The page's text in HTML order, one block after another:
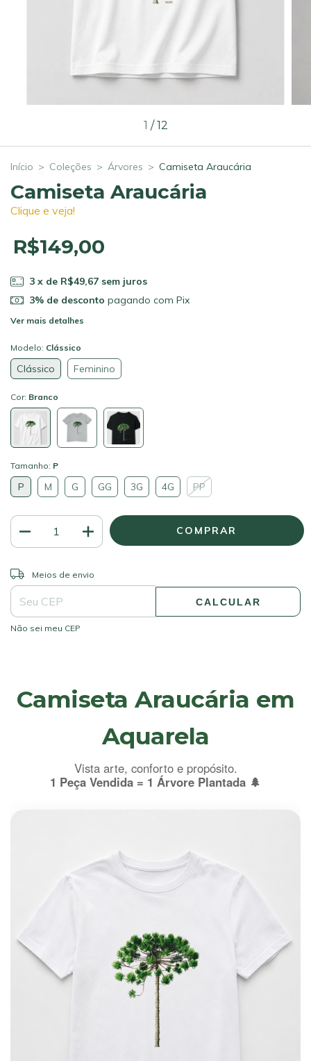
1 / 12
Início > Coleções > Árvores > Camiseta Araucária
Camiseta Araucária
Clique e veja!
R$149,00
3 x de R$49,67 sem juros
3% de desconto pagando com Pix
Ver mais detalhes
Modelo: Clássico
Clássico Feminino
Cor: Branco
Tamanho: P
P M G GG 3G 4G PP
Entregas para o CEP:
Meios de envio
CALCULAR
Não sei meu CEP
Camiseta Araucária em
Aquarela
Vista arte, conforto e propósito.
1 Peça Vendida = 1 Árvore Plantada 🌲